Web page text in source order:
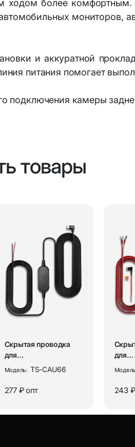
ходом более
мониторов,
и аккуратной
питания помогает
подключения камеры
товары
Скрытая проводка
для
видеорегистраторов,
кабель...
Модель: TS-CAU66
277 ₽опт
для
243 ₽